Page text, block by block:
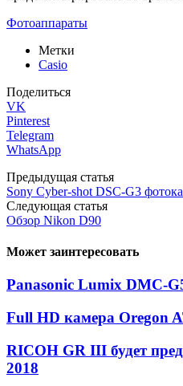
Фотоаппараты
Метки
Casio
Поделиться
VK
Pinterest
Telegram
WhatsApp
Предыдущая статья
Sony Cyber-shot DSC-G3
Следующая статья
Обзор Nikon D90
Может заинтересовать
Panasonic Lumix DMC-
Full HD камера Oregon
RICOH GR III будет
2018